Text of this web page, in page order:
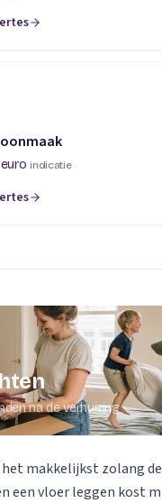
nieuw tabblad)
indicatie
nieuw tabblad)
na de verhuizing
het makkelijkst zolang
een vloer leggen kost